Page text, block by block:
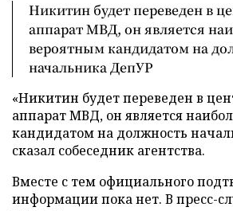
Никитин будет переведен в
аппарат МВД, он является
вероятным кандидатом на
начальника ДепУР
«Никитин будет переведен в
аппарат МВД, он является
кандидатом на должность
сказал собеседник агентства.
Вместе с тем официального
информации пока нет. В пресс-